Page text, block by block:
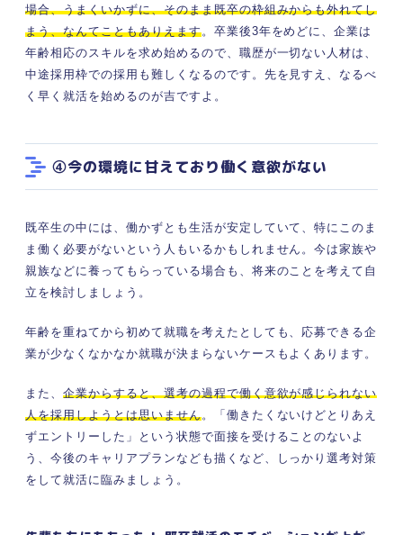
場合、うまくいかずに、そのまま既卒の枠組みからも外れてし
まう、なんてこともありえます。卒業後3年をめどに、企業は
年齢相応のスキルを求め始めるので、職歴が一切ない人材は、
中途採用枠での採用も難しくなるのです。先を見すえ、なるべ
く早く就活を始めるのが吉ですよ。
④今の環境に甘えており働く意欲がない
既卒生の中には、働かずとも生活が安定していて、特にこのま
ま働く必要がないという人もいるかもしれません。今は家族や
親族などに養ってもらっている場合も、将来のことを考えて自
立を検討しましょう。
年齢を重ねてから初めて就職を考えたとしても、応募できる企
業が少なくなかなか就職が決まらないケースもよくあります。
また、 企業からすると、選考の過程で働く意欲が感じられない
人を採用しようとは思いません。「働きたくないけどとりあえ
ずエントリーした」という状態で面接を受けることのないよ
う、今後のキャリアプランなども描くなど、しっかり選考対策
をして就活に臨みましょう。